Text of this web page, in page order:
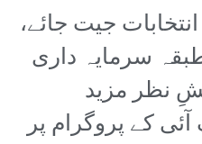
جیت جائے،
سرمایہ داری
نظر مزید
کے پروگرام پر